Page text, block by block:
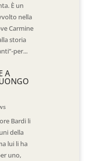
È un
nella
Carmine
storia
per...
A
Bardi li
della
lui li ha
uno,